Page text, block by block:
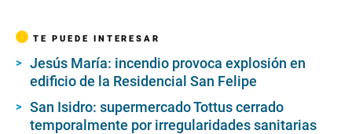
u
5
s
e
TE PUEDE INTERESAR
Jesús María: incendio provoca explosión en
edificio de la Residencial San Felipe
San Isidro: supermercado Tottus cerrado
temporalmente por irregularidades sanitarias